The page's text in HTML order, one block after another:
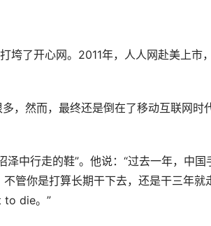
垮了开心网。2011年，人人网赴美上市
，然而，最终还是倒在了移动互联网时
中行走的鞋”。他说：“过去一年，中国
管你是打算长期干下去，还是干三年就
to die。”